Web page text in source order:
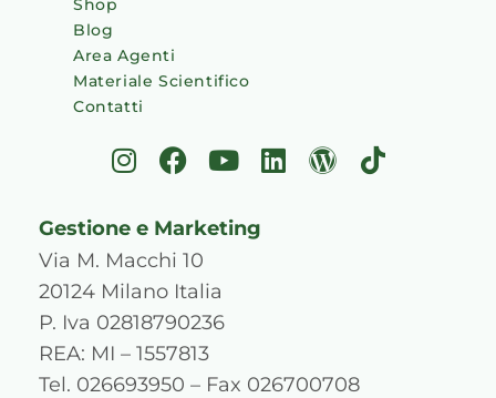
Shop
Blog
Area Agenti
Materiale Scientifico
Contatti
I
n
t
a
g
r
a
m
F
a
e
b
o
o
k
Y
o
t
e
L
i
W
o
s
T
i
Gestione e Marketing
Via M. Macchi 10
20124 Milano Italia
P. Iva 02818790236
REA: MI – 1557813
Tel. 026693950 – Fax 026700708